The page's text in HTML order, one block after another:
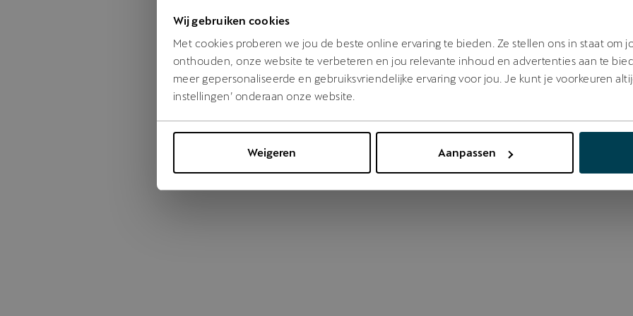
Wij gebruiken cookies
Met cookies proberen we jou de beste online ervaring te bieden. Ze stellen ons in staat om
onthouden, onze website te verbeteren en jou relevante inhoud en advertenties aan te
meer gepersonaliseerde en gebruiksvriendelijke ervaring voor jou. Je kunt je voorkeuren
instellingen’ onderaan onze website.
Weigeren Aanpassen
Something went wrong. Please try refreshing the app